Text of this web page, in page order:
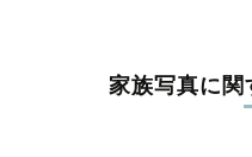
家族写真に関